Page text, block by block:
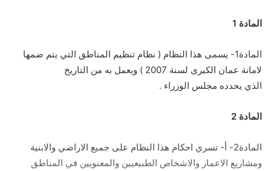
المادة 1
المادة1- يسمى هذا النظام ( نظام تنظيم المناطق التي يتم ضمها
لامانة عمان الكبرى لسنة 2007 ) ويعمل به من التاريخ
الذي يحدده مجلس الوزراء .
المادة 2
المادة2- أ- تسري احكام هذا النظام على جميع الاراضي والابنية
ومشاريع الاعمار والاشخاص الطبيعيين والمعنويين في المناطق